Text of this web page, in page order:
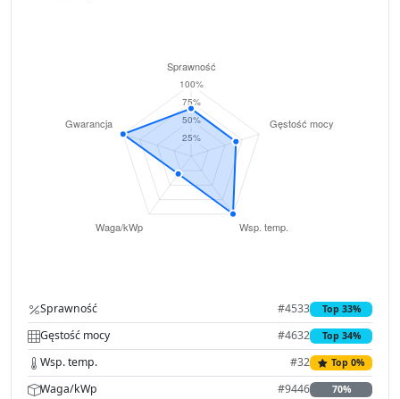
Sprawność #4533 Top 33%
Gęstość mocy #4632 Top 34%
Wsp. temp. #32 Top 0%
Waga/kWp #9446 70%